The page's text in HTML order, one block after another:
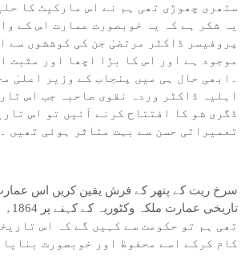
ستھری چھوڑی تھی ہم نے اس مارکیٹ کا
یہ شکر ہے کہ یہ خوبصورت عمارت اس کے
پروفیسر ڈاکٹر مرتضیٰ جن کی کوششوں سے
موجود ہے اور اس کا بڑا اچھا اور مثبت
۔ابھی حال ہی میں پنجاب کے وزیر اعلیٰ
اہلیہ ڈاکٹر وردہ نقوی صاحبہ جب اس
ڈگری شو کا افتتاح کرنے آئیں تو اس
تعمیراتی حسن سے بہت متاثر ہوئی تھیں ۔
سرخ ریت کے پتھر کے فرش یقین کریں اس
تھی ہم تو حکومت سے کہیں گے کہ اس
کام کرکے اسے محفوظ اور خوبصورت بنایا